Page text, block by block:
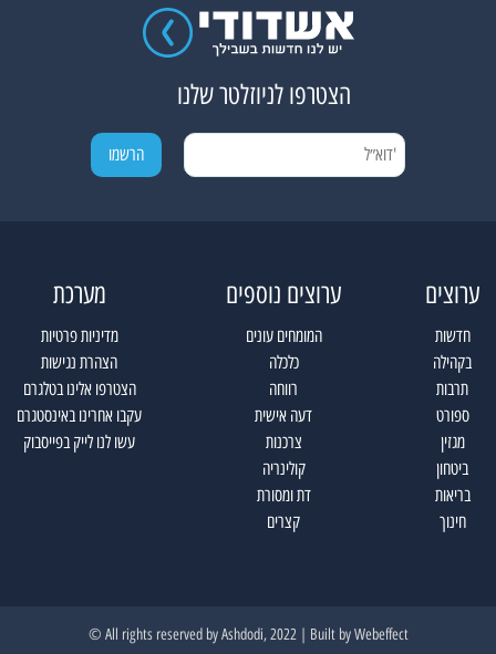
הצטרפו לניוזלטר שלנו
ערוצים
חדשות
בקהילה
תרבות
ספורט
מגזין
ביטחון
בריאות
חינוך
ערוצים נוספים
המומחים עונים
כלכלה
רווחה
דעה אישית
צרכנות
קולינריה
דת ומסורת
קצרים
מערכת
מדיניות פרטיות
הצהרת נגישות
הצטרפו אלינו בטלגרם
עקבו אחרינו באינסטגרם
עשו לנו לייק בפייסבוק
All rights reserved by Ashdodi, 2022 | Built byWebeffect ©